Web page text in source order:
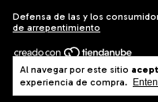
Al navegar por este sitio
experiencia de compra.
Defensa de las y los
de arrepentimiento
Copyright El Salto Hogar -